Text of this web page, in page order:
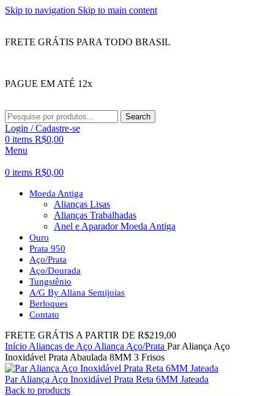
Skip to navigation Skip to main content
FRETE GRÁTIS PARA TODO BRASIL
PAGUE EM ATÉ 12x
Search
Login / Cadastre-se
0 items R$0,00
Menu
0 items R$0,00
Moeda Antiga
Alianças Lisas
Alianças Trabalhadas
Anel e Aparador Moeda Antiga
Ouro
Prata 950
Aço/Prata
Aço/Dourada
Tungstênio
A/G By Allana Semijoias
Berloques
Contato
FRETE GRÁTIS A PARTIR DE R$219,00
Início Alianças de Aço Aliança Aço/Prata Par Aliança Aço
Inoxidável Prata Abaulada 8MM 3 Frisos
Par Aliança Aço Inoxidável Prata Reta 6MM Jateada
Back to products